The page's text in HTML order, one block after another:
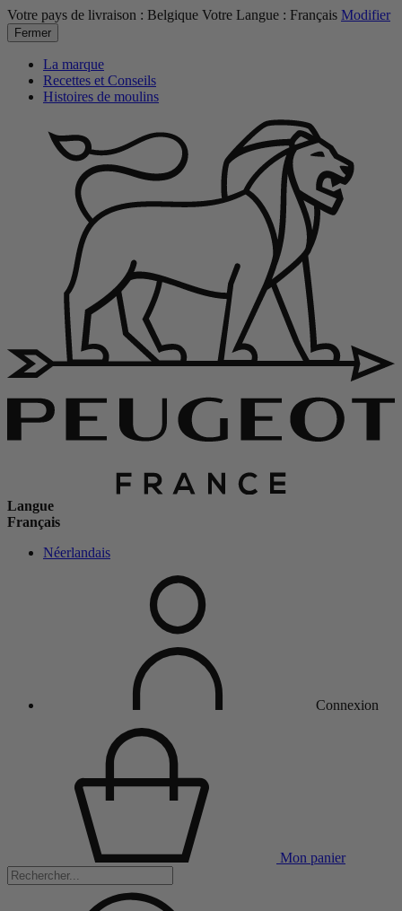
Votre pays de livraison : Belgique Votre Langue : Français Modifier
Fermer
La marque
Recettes et Conseils
Histoires de moulins
Langue
Français
Néerlandais
Connexion
Mon panier